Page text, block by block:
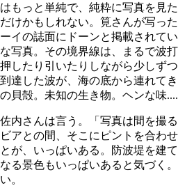
はもっと単純で、純粋に写真を見
だけかもしれない。筧さんが写っ
ーイの誌面にドーンと掲載されて
な写真。その境界線は、まるで波
押したり引いたりしながら少しず
到達した波が、海の底から連れて
の貝殻。未知の生き物。ヘンな味
佐内さんは言う。「写真は間を撮
ビアとの間、そこにピントを合わ
とが、いっぱいある。防波堤を建
なる景色もいっぱいあると気づく
い。